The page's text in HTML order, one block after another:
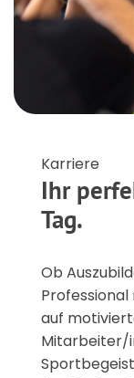
Ihr
Tag.
Karriere
Ob
auf
Mitarbeiter/